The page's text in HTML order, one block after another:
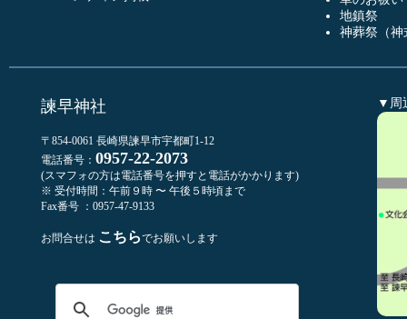
地鎮祭
神葬祭（神
諫早神社
〒854-0061 長崎県諫早市宇都町1-12
電話番号： 0957-22-2073
(スマフォの方は電話番号を押すと電話がかかります)
※ 受付時間：午前９時 〜 午後５時頃まで
Fax番号 ：0957-47-9133
お問合せは こちらでお願いします
▼周